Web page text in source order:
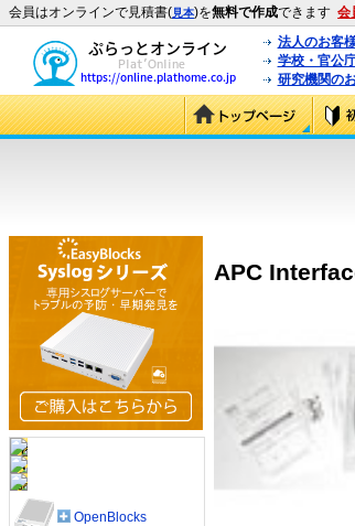
会員はオンラインで見積書(見本)を無料で作成できます 会
法人のお客
学校・官公
研究機関の
APC
OpenBlocks